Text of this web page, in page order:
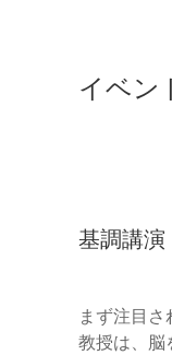
イベン
基調講演
まず注目
教授は、脳